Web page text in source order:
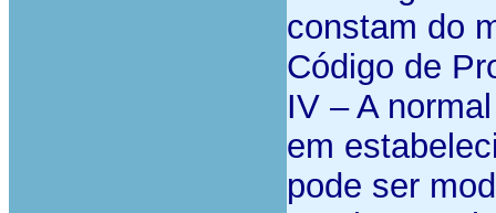
constam do
Código de
IV – A
em
pode ser